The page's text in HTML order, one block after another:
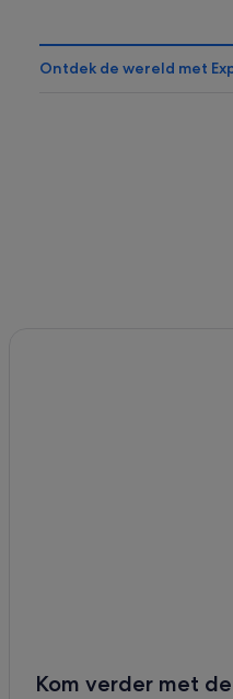
Ontdek de wereld met
Kom verder met